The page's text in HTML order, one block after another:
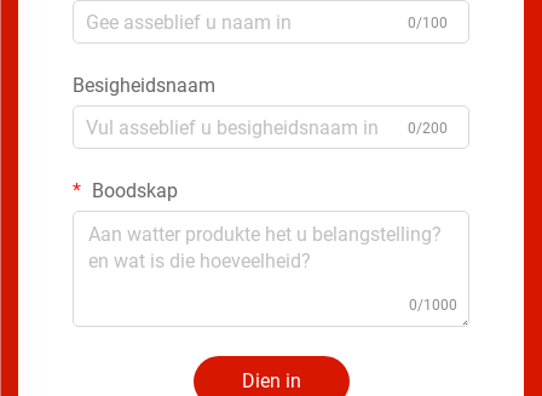
0/100
Besigheidsnaam
0/200
Boodskap
0/1000
Dien in